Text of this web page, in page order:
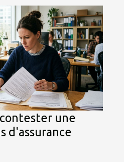
une
d'assurance